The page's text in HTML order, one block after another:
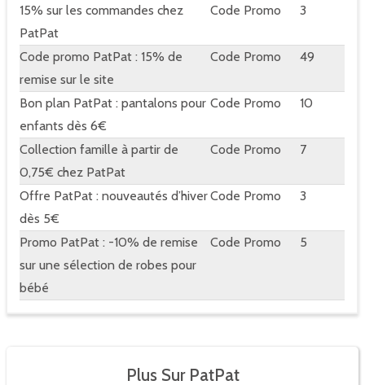
15% sur les commandes chez
PatPat
Code Promo 3
Code promo PatPat : 15% de
remise sur le site
Code Promo 49
Bon plan PatPat : pantalons pour
enfants dès 6€
Code Promo 10
Collection famille à partir de
0,75€ chez PatPat
Code Promo 7
Offre PatPat : nouveautés d’hiver
dès 5€
Code Promo 3
Promo PatPat : -10% de remise
sur une sélection de robes pour
bébé
Code Promo 5
Plus Sur PatPat